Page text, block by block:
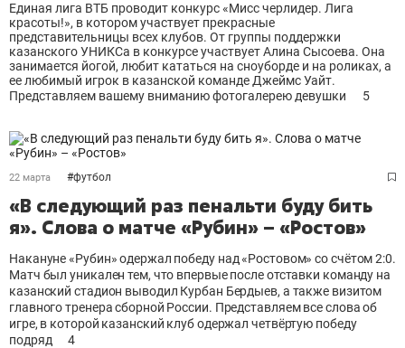
Единая лига ВТБ проводит конкурс «Мисс черлидер. Лига
красоты!», в котором участвует прекрасные
представительницы всех клубов. От группы поддержки
казанского УНИКСа в конкурсе участвует Алина Сысоева. Она
занимается йогой, любит кататься на сноуборде и на роликах, а
ее любимый игрок в казанской команде Джеймс Уайт.
Представляем вашему вниманию фотогалерею девушки
5
22 марта #футбол
«В следующий раз пенальти буду бить
я». Слова о матче «Рубин» – «Ростов»
Накануне «Рубин» одержал победу над «Ростовом» со счётом 2:0.
Матч был уникален тем, что впервые после отставки команду на
казанский стадион выводил Курбан Бердыев, а также визитом
главного тренера сборной России. Представляем все слова об
игре, в которой казанский клуб одержал четвёртую победу
подряд
4